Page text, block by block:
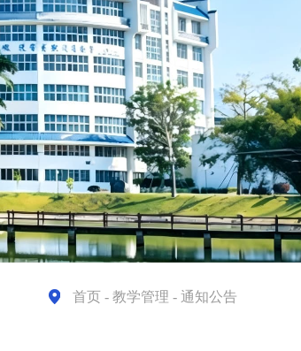
首页 - 教学管理 - 通知公告